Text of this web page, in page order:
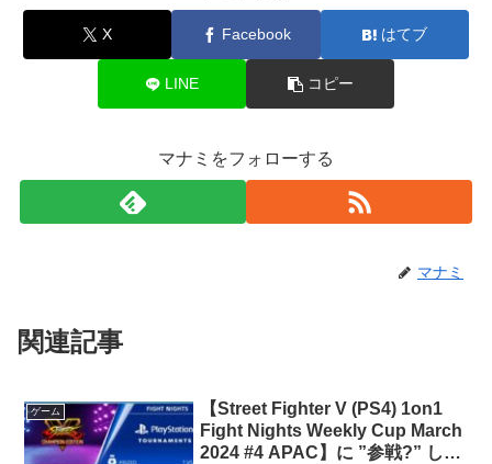
X Facebook はてブ
LINE コピー
マナミをフォローする
マナミ
関連記事
ゲーム
【Street Fighter V (PS4) 1on1
Fight Nights Weekly Cup March
2024 #4 APAC】に ”参戦?” した